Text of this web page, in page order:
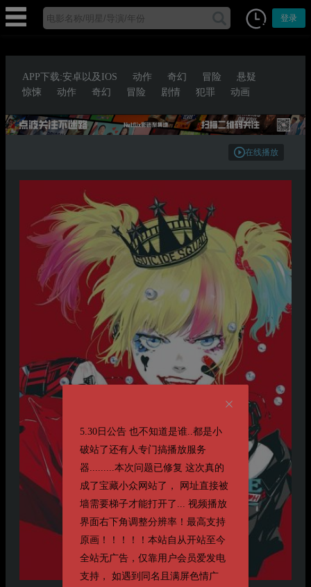
登录
5.30日公告 也不知道是谁..都是小
破站了还有人专门搞播放服务
器.........本次问题已修复 这次真的
成了宝藏小众网站了， 网址直接被
墙需要梯子才能打开了... 视频播放
界面右下角调整分辨率！最高支持
原画！！！！！本站自从开站至今
全站无广告，仅靠用户会员爱发电
支持， 如遇到同名且满屏色情广
APP下载:安卓以及IOS 动作 奇幻 冒险
悬疑
惊悚
动作 奇幻 冒险 剧情 犯罪 动画
在线播放